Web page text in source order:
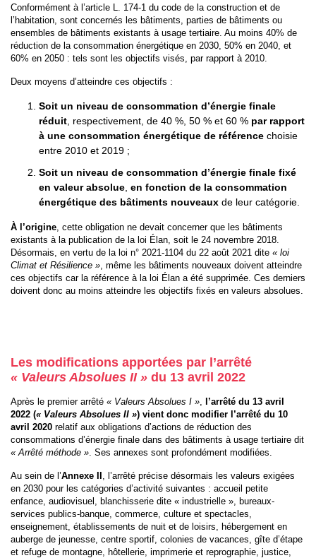
Conformément à l’article L. 174-1 du code de la construction et de
l’habitation, sont concernés les bâtiments, parties de bâtiments ou
ensembles de bâtiments existants à usage tertiaire. Au moins 40% de
réduction de la consommation énergétique en 2030, 50% en 2040, et
60% en 2050 : tels sont les objectifs visés, par rapport à 2010.
Deux moyens d’atteindre ces objectifs :
Soit un niveau de consommation d’énergie finale
réduit , respectivement, de 40 %, 50 % et 60 % par rapport
à une consommation énergétique de référence choisie
entre 2010 et 2019 ;
Soit un niveau de consommation d’énergie finale fixé
en valeur absolue en fonction de la consommation
énergétique des bâtiments nouveaux de leur catégorie.
À l’origine, cette obligation ne devait concerner que les bâtiments
existants à la publication de la loi Élan, soit le 24 novembre 2018.
Désormais, en vertu de la loi n° 2021-1104 du 22 août 2021 dite « loi
Climat et Résilience », même les bâtiments nouveaux doivent atteindre
ces objectifs car la référence à la loi Élan a été supprimée. Ces derniers
doivent donc au moins atteindre les objectifs fixés en valeurs absolues.
Les modifications apportées par l’arrêté
« Valeurs Absolues II » du 13 avril 2022
Après le premier arrêté « Valeurs Absolues I », l’arrêté du 13 avril
2022 (« Valeurs Absolues II ») vient donc modifier l’arrêté du 10
avril 2020 relatif aux obligations d’actions de réduction des
consommations d’énergie finale dans des bâtiments à usage tertiaire dit
« Arrêté méthode ». Ses annexes sont profondément modifiées.
Au sein de l’Annexe II , l’arrêté précise désormais les valeurs exigées
en 2030 pour les catégories d’activité suivantes : accueil petite
enfance, audiovisuel, blanchisserie dite « industrielle », bureaux-
services publics-banque, commerce, culture et spectacles,
enseignement, établissements de nuit et de loisirs, hébergement en
auberge de jeunesse, centre sportif, colonies de vacances, gîte d’étape
et refuge de montagne, hôtellerie, imprimerie et reprographie, justice,